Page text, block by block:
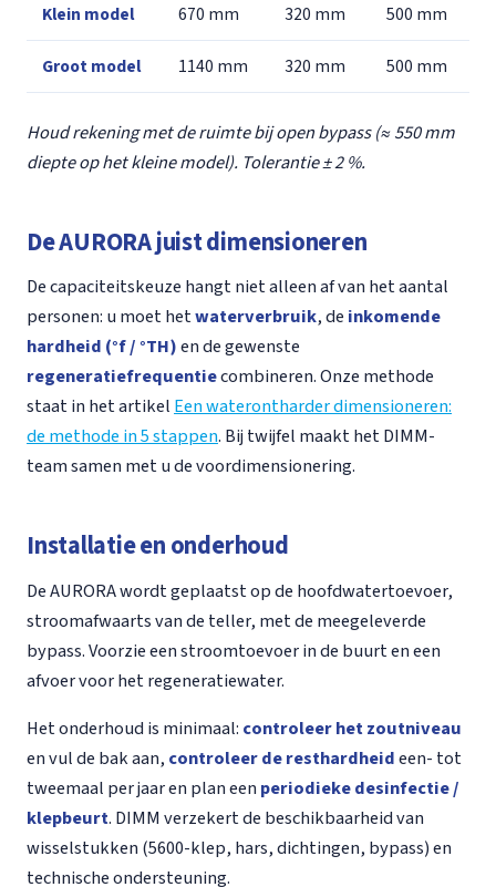
Klein model 670 mm 320 mm 500 mm
Groot model 1140 mm 320 mm 500 mm
Houd rekening met de ruimte bij open bypass (≈ 550 mm
diepte op het kleine model). Tolerantie ± 2 %.
De AURORA juist dimensioneren
De capaciteitskeuze hangt niet alleen af van het aantal
personen: u moet hetwaterverbruik, de inkomende
hardheid (°f / °TH)en de gewenste
regeneratiefrequentiecombineren. Onze methode
staat in het artikelEen waterontharder dimensioneren:
de methode in 5 stappen. Bij twijfel maakt het DIMM-
team samen met u de voordimensionering.
Installatie en onderhoud
De AURORA wordt geplaatst op de hoofdwatertoevoer,
stroomafwaarts van de teller, met de meegeleverde
bypass. Voorzie een stroomtoevoer in de buurt en een
afvoer voor het regeneratiewater.
Het onderhoud is minimaal: controleer het zoutniveau
en vul de bak aan, controleer de resthardheideen- tot
tweemaal per jaar en plan een periodieke desinfectie /
klepbeurt. DIMM verzekert de beschikbaarheid van
wisselstukken (5600-klep, hars, dichtingen, bypass) en
technische ondersteuning.